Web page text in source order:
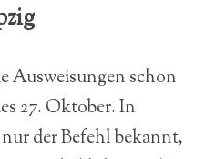
Ausweisungen schon
27. Oktober. In
der Befehl bekannt,